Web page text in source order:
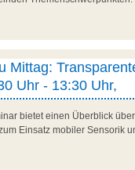
Mittag:
Uhr - 13:30 Uhr,
bietet einen Überblick
Einsatz mobiler Sensorik